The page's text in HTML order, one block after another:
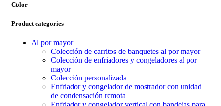
Color
Product categories
Al por mayor
Colección de carritos de banquetes al por mayor
Colección de enfriadores y congeladores al por
mayor
Colección personalizada
Enfriador y congelador de mostrador con unidad
de condensación remota